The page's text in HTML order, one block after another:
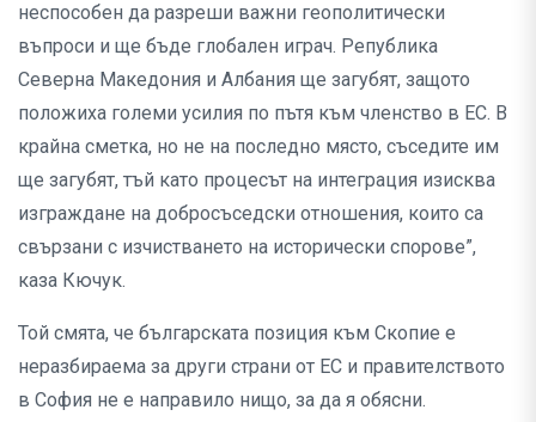
неспособен да разреши важни геополитически
въпроси и ще бъде глобален играч. Република
Северна Македония и Албания ще загубят, защото
положиха големи усилия по пътя към членство в ЕС. В
крайна сметка, но не на последно място, съседите им
ще загубят, тъй като процесът на интеграция изисква
изграждане на добросъседски отношения, които са
свързани с изчистването на исторически спорове”,
каза Кючук.
Той смята, че българската позиция към Скопие е
неразбираема за други страни от ЕС и правителството
в София не е направило нищо, за да я обясни.